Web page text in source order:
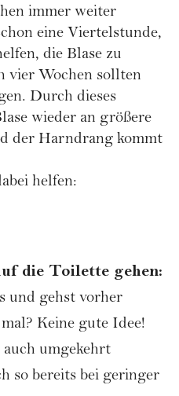
immer weiter
eine Viertelstunde,
die Blase zu
vier Wochen sollten
Durch dieses
wieder an größere
der Harndrang kommt
helfen:
die Toilette gehen:
und gehst vorher
Keine gute Idee!
auch umgekehrt
so bereits bei geringer